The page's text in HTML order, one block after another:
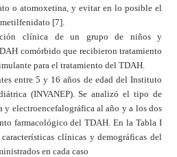
o atomoxetina, y evitar en lo posible el
[7].
clínica de un grupo de niños y
comórbido que recibieron tratamiento
para el tratamiento del TDAH.
entre 5 y 16 años de edad del Instituto
(INVANEP). Se analizó el tipo de
electroencefalográfica al año y a los dos
farmacológico del TDAH. En la Tabla I
clínicas y demográficas del
en cada caso